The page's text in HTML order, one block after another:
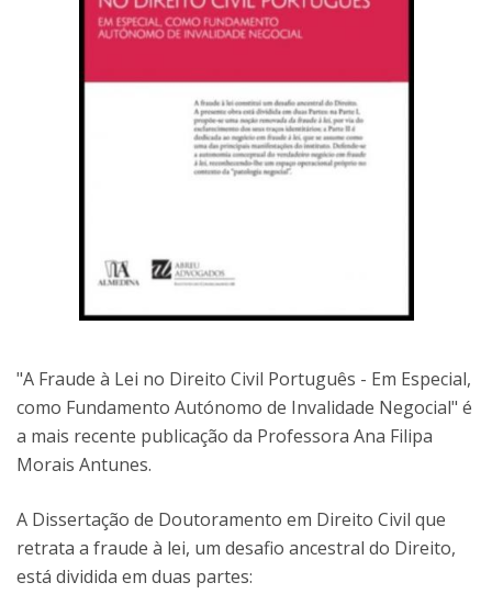
"A Fraude à Lei no Direito Civil Português - Em Especial,
como Fundamento Autónomo de Invalidade Negocial" é
a mais recente publicação da Professora Ana Filipa
Morais Antunes.
A Dissertação de Doutoramento em Direito Civil que
retrata a fraude à lei, um desafio ancestral do Direito,
está dividida em duas partes: